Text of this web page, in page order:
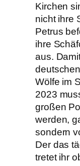
Kirchen
nicht ihre
Petrus
ihre
aus.
Wölfe im
2023
großen
werden,
sondern
Der das
tretet ihr